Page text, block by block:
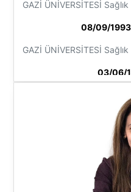
GAZİ ÜNİVERSİTESİ
08/09/
GAZİ ÜNİVERSİTESİ
03/06/
HACETTEPE